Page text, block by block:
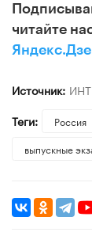
читайте
Источник:
Теги:
Россия
выпускные